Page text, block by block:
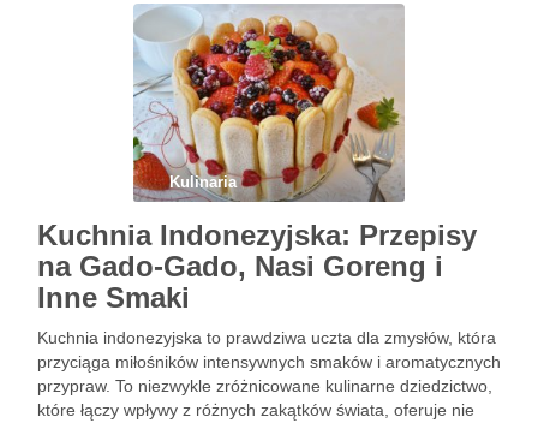
Kulinaria
Kuchnia Indonezyjska: Przepisy
na Gado-Gado, Nasi Goreng i
Inne Smaki
Kuchnia indonezyjska to prawdziwa uczta dla zmysłów, która
przyciąga miłośników intensywnych smaków i aromatycznych
przypraw. To niezwykle zróżnicowane kulinarne dziedzictwo,
które łączy wpływy z różnych zakątków świata, oferuje nie